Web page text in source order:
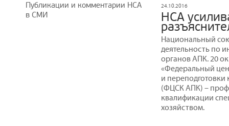
24.10.2016
НСА
Национальный
деятельность по
органов АПК. 20
«Федеральный
и
(ФЦСК АПК) –
квалификации
хозяйством.
Публикации и комментарии НСА
в СМИ